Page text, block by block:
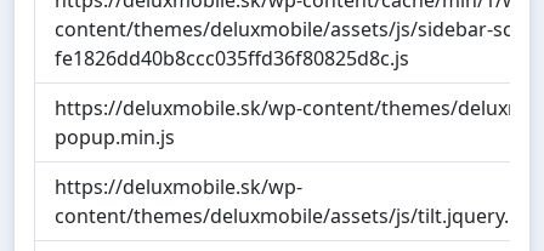
content/themes/deluxmobile/assets/js/sidebar-
fe1826dd40b8ccc035ffd36f80825d8c.js
https://deluxmobile.sk/wp-content/themes/
popup.min.js
https://deluxmobile.sk/wp-
content/themes/deluxmobile/assets/js/